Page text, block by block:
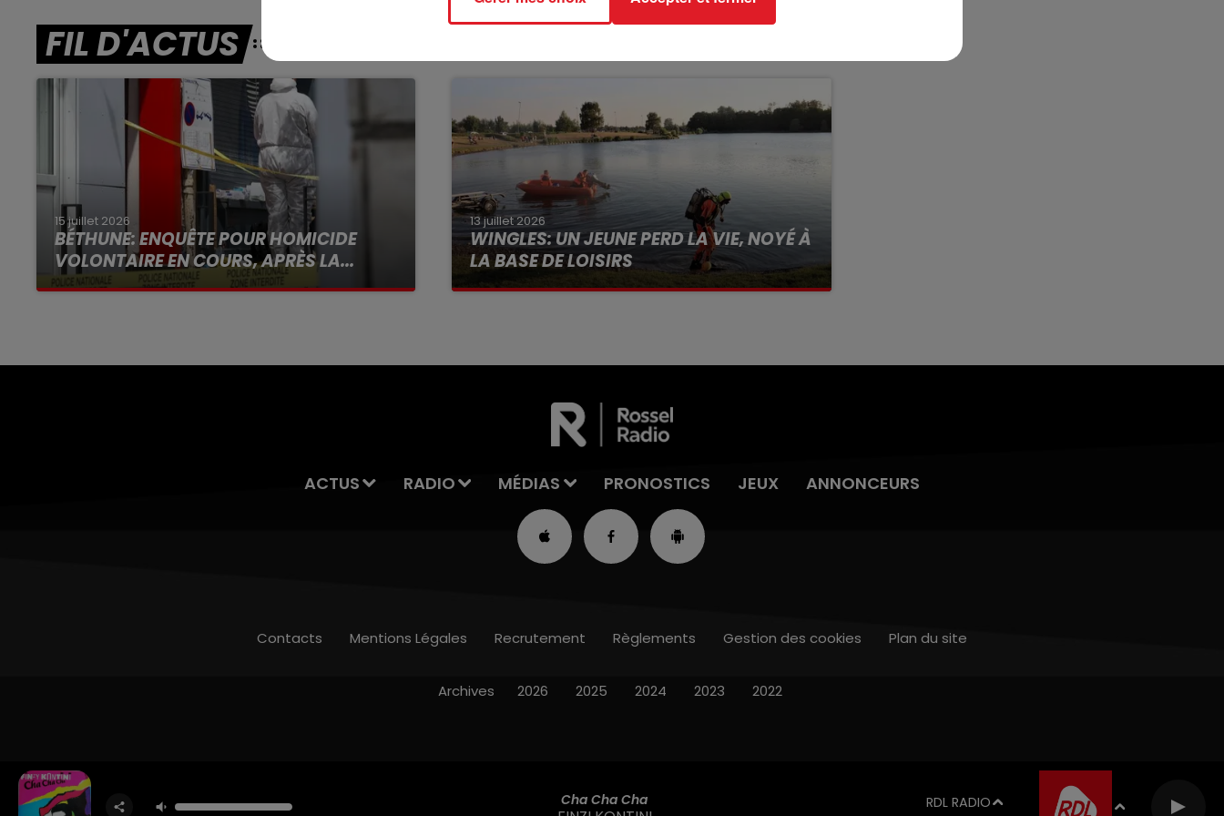
FIL D'ACTUS
15 juillet 2026
BÉTHUNE: ENQUÊTE POUR HOMICIDE
VOLONTAIRE EN COURS, APRÈS LA...
Selon les premiers éléments, le logement
13 juillet 2026
WINGLES: UN JEUNE PERD LA VIE, NOYÉ À
LA BASE DE LOISIRS
La victime a coulé à pic
ACTUS RADIO MÉDIAS PRONOSTICS JEUX ANNONCEURS
Cha Cha Cha RDL RADIO
Contacts Mentions Légales Recrutement Règlements Gestion des cookies Plan du site
Archives 2026 2025 2024 2023 2022